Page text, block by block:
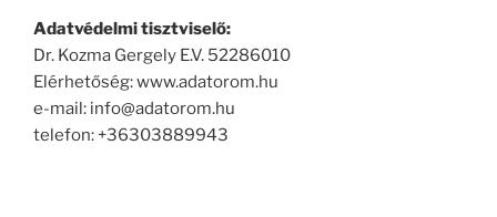
Adatvédelmi tisztviselő:
Dr. Kozma Gergely E.V. 52286010
Elérhetőség: www.adatorom.hu
e-mail: info@adatorom.hu
telefon: +36303889943